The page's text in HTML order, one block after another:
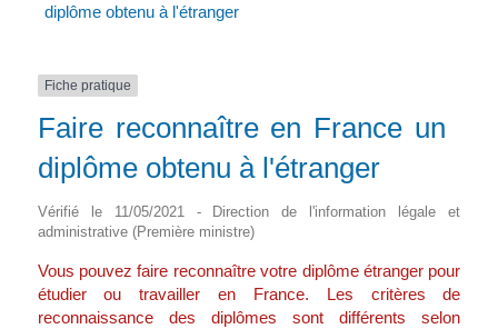
diplôme obtenu à l'étranger
Fiche pratique
Faire reconnaître en France un
diplôme obtenu à l'étranger
Vérifié le 11/05/2021 - Direction de l'information légale et
administrative (Première ministre)
Vous pouvez faire reconnaître votre diplôme étranger pour
étudier ou travailler en France. Les critères de
reconnaissance des diplômes sont différents selon